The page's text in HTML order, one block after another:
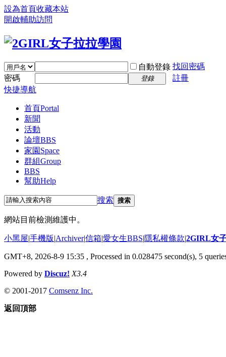
設為首頁收藏本站
開啟輔助訪問
自動登錄 找回密碼
密碼
登錄
註冊
快捷導航
首頁Portal
新聞
活動
論壇BBS
家園 Space
群組Group
BBS
幫助Help
搜索 搜索
網站目前檢測維護中。
小黑屋|手機版|Archiver|信箱|愛女生BBS|隱私權條款|2GIRL女
GMT+8, 2026-8-9 15:35 , Processed in 0.028475 second(s), 5
Powered by Discuz! X3.4
© 2001-2017 Comsenz Inc.
返回頂部